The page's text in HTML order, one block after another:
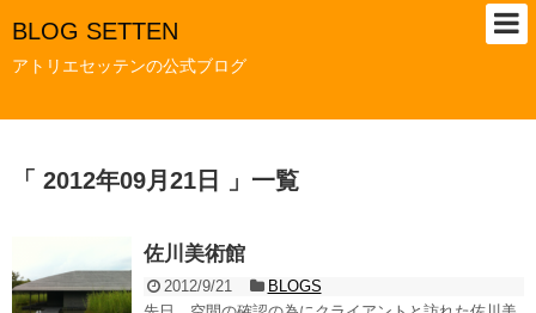
BLOG SETTEN
アトリエセッテンの公式ブログ
「 2012年09月21日 」一覧
佐川美術館
2012/9/21
BLOGS